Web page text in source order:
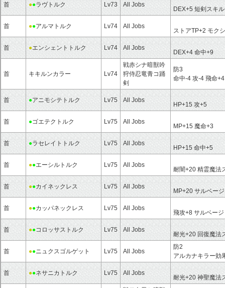
首 ●●ラヴトルク Lv73 All Jobs
DEX+5 短剣スキ
首 ●●アルマトルク Lv74 All Jobs
ストアTP+2 モク
首 ●エンシェントトルク Lv74 All Jobs
DEX+4 命中+9
首 キキルンカラー Lv74
戦赤シナ暗獣吟
狩侍忍竜青コ踊
剣
防3
命中-4 攻-4 飛命
首 ●アニモシテトルク Lv75 All Jobs
HP+15 攻+5
首 ●ゴエテクトルク Lv75 All Jobs
MP+15 魔命+3
首 ●ラセレイトトルク Lv75 All Jobs
HP+15 命中+5
首 ●●エーシルトルク Lv75 All Jobs
耐闇+20 精霊魔法
首 ●●カイネックレス Lv75 All Jobs
MP+20 サルベー
首 ●●カッパネックレス Lv75 All Jobs
飛攻+8 サルベー
首 ●●コロッサストルク Lv75 All Jobs
耐光+20 回復魔法
首 ●●ニュクスゴルゲット Lv75 All Jobs
防2
アルカナキラー効
首 ●●ネサニカトルク Lv75 All Jobs
耐光+20 神聖魔法